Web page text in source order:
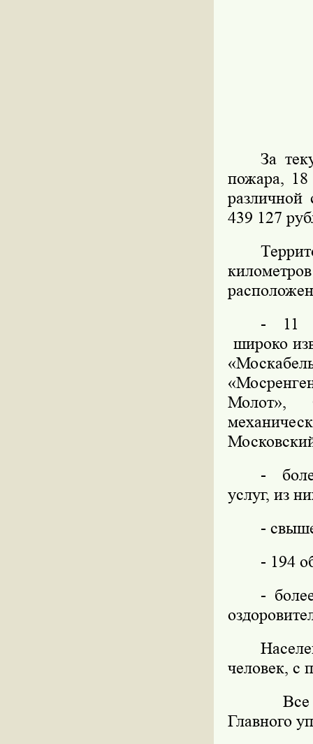
За
пожара,
различной
439 127
- 11
широко
Молот»,
-
услуг, из
-
- 194
-
человек, с
Все
Главного